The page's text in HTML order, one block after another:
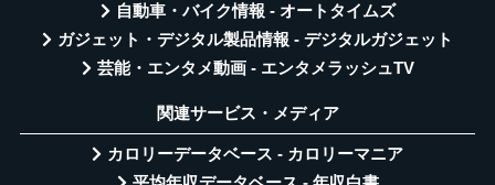
自動車・バイク情報 - オートタイムズ
ガジェット・デジタル製品情報 - デジタルガジェット
芸能・エンタメ動画 - エンタメラッシュTV
関連サービス・メディア
カロリーデータベース - カロリーマニア